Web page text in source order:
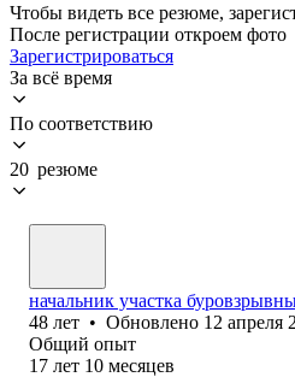
Чтобы видеть все резюме,
После регистрации откроем фото
Зарегистрироваться
За всё время
По соответствию
20 резюме
начальник участка
48 лет • Обновлено 12 апреля
Общий опыт
17 лет 10 месяцев